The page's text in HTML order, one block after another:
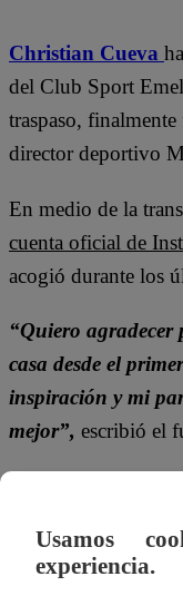
Christian Cueva
del Club Sport
traspaso,
director deportivo
En medio de la
cuenta oficial de
acogió durante los
“Quiero
casa desde el
inspiración y mi
mejor”, escribió el
Además, extendió
Usamos
experiencia.